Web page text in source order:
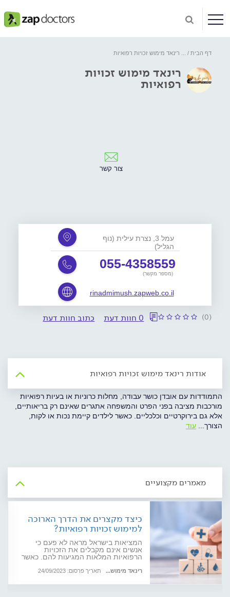
דף הבית רינאד מימוש זכויות רפואיות
רינאד מימוש זכויות
רפואיות
צור קשר
עמל 3, נצרת עילית (נוף
הגליל)
055-4358559
(מספר מקשר)
rinadmimush.zapweb.co.il
(0) 0 חוות דעת כתוב חוות דעת
אודות רינאד מימוש זכויות רפואיות
התמודדות עם אובדן כושר עבודה, מחלות כרוניות או בעיות רפואיות
מורכבות מציבה בפני הפרט והמשפחה אתגרים שאינם רק בריאותיים,
אלא גם בירוקרטיים וכלכליים. כאשר לילדים קיימת נכות או לקות,
הצורך
עוד
מאמרים מקצועיים
כיצד מקצרים את הדרך הארוכה
למימוש זכויות רפואיות?
המציאות בישראל מראה לא פעם כי
אנשים אינם מקבלים את הזכויות
הרפואיות המלאות המגיעות להם. כאשר
הפשוט, קיים צורך בחברות המתמחות
מומחית בתחום
רינאד מימוש... תאריך פרסום: 24/09/2023